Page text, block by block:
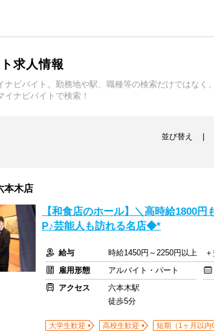
求人情報
ビバイト。勤務地や駅、職種等の検索だけではなく
ナビバイトで検索！
並び替え
本木店
【和食店のホール】＼高時給1800
P♪芸能人も訪れる名店◆*
給与
時給1450円～2250円以上 ＋
雇用形態
アルバイト・パート
アクセス
六本木駅
徒歩5分
大学生歓迎 高校生歓迎
短期（1ヶ月以内